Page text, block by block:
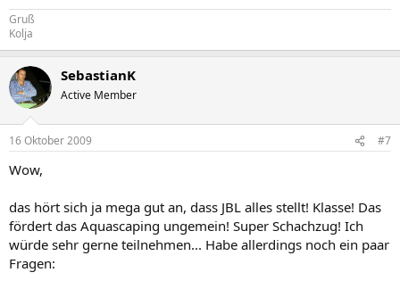
Gruß
Kolja
SebastianK
Active Member
16 Oktober 2009 #7
Wow,
das hört sich ja mega gut an, dass JBL alles stellt! Klasse! Das
fördert das Aquascaping ungemein! Super Schachzug! Ich
würde sehr gerne teilnehmen... Habe allerdings noch ein paar
Fragen: